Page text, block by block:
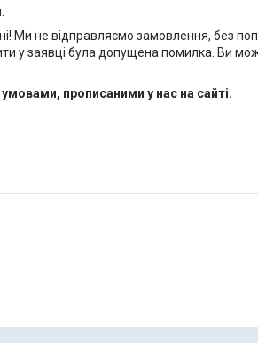
Ми не відправляємо замовлення, без
у заявці була допущена помилка. Ви
прописаними у нас на сайті.